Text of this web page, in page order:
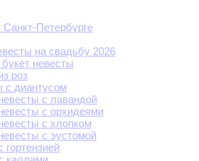
Санкт-Петербурге
на свадьбу 2026
невесты
роз
с диантусом
с лавандой
с орхидеями
с хлопком
с эустомой
гортензией